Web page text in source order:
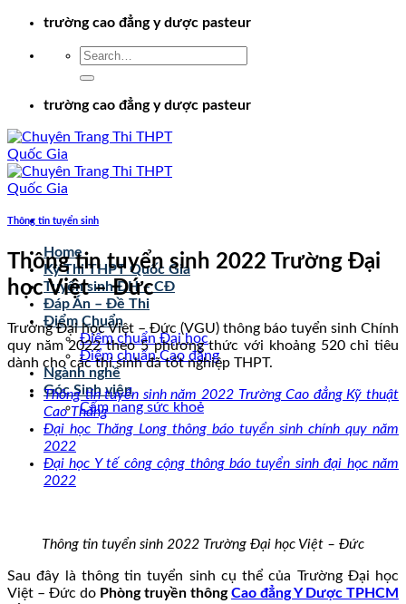
Chuyểntrường cao đẳng y dược pasteur
trường cao đẳng y dược pasteur
Home
Kỳ Thi THPT Quốc Gia
Tuyển sinh ĐH – CĐ
Đáp Án – Đề Thi
Điểm Chuẩn
Điểm chuẩn Đại học
Điểm chuẩn Cao đẳng
Ngành nghề
Góc Sinh viên
Cẩm nang sức khoẻ
Thông tin tuyển sinh
Thông tin tuyển sinh 2022 Trường Đại
học Việt – Đức
Trường Đại học Việt – Đức (VGU) thông báo tuyển sinh Chính
quy năm 2022 theo 5 phương thức với khoảng 520 chỉ tiêu
dành cho các thí sinh đã tốt nghiệp THPT.
Thông tin tuyển sinh năm 2022 Trường Cao đẳng Kỹ thuật
Cao Thắng
Đại học Thăng Long thông báo tuyển sinh chính quy năm
2022
Đại học Y tế công cộng thông báo tuyển sinh đại học năm
2022
Thông tin tuyển sinh 2022 Trường Đại học Việt – Đức
Sau đây là thông tin tuyển sinh cụ thể của Trường Đại học
Việt – Đức do Phòng truyền thôngCao đẳng Y Dược TPHCM